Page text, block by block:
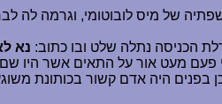
של מיס לובוטומי, וגרמה לה
הכניסה נתלה שלט ובו כתוב: נא
פעם מעט אור על התאים אשר
בפנים היה אדם קשור בכותונת